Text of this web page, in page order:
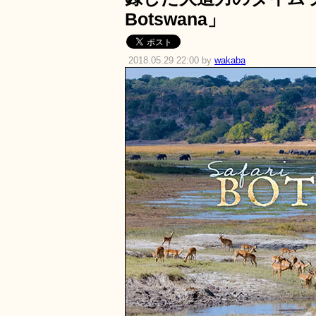
Botswana」
2018.05.29 22:00 by wakaba